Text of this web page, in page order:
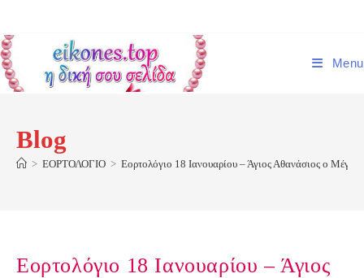
content
Menu
Blog
> ΕΟΡΤΟΛΟΓΙΟ > Εορτολόγιο 18 Ιανουαρίου – Άγιος Αθανάσιος ο Μέγας
Εορτολόγιο 18 Ιανουαρίου – Άγιος